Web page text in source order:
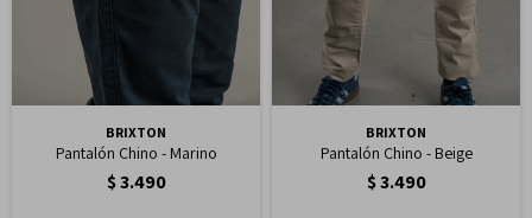
BRIXTON
Pantalón Chino - Marino
$3.490
BRIXTON
Pantalón Chino - Beige
$3.490